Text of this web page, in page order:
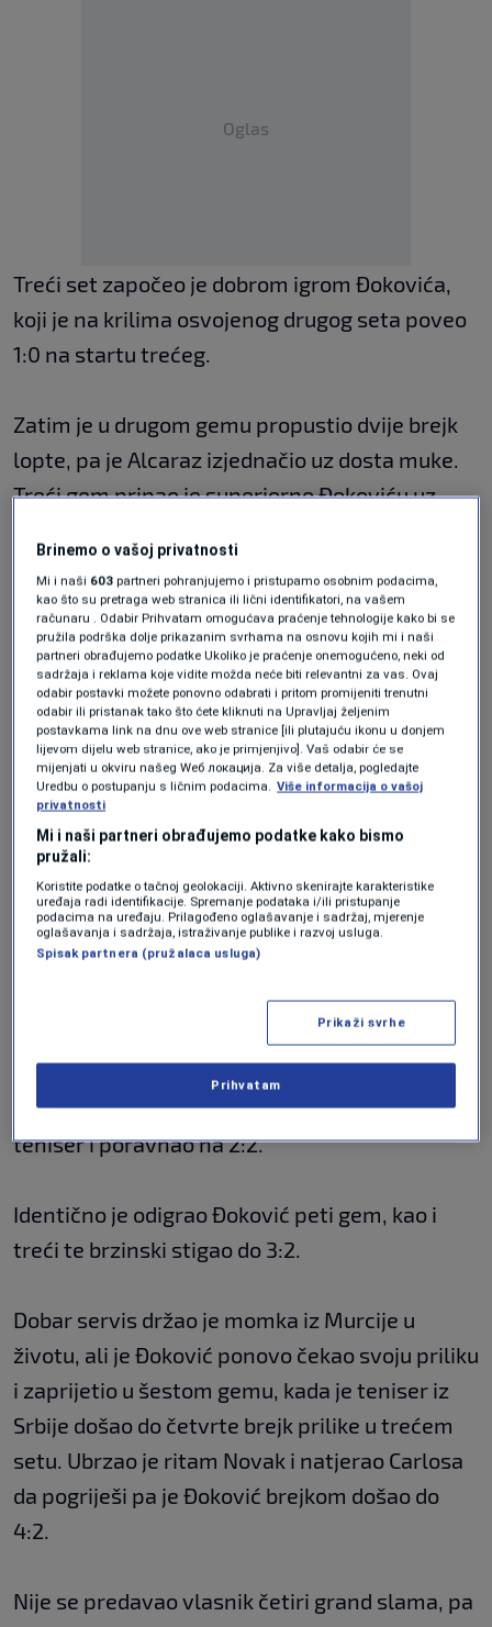
Oglas
Treći set započeo je dobrom igrom Đokovića,
koji je na krilima osvojenog drugog seta poveo
1:0 na startu trećeg.
Zatim je u drugom gemu propustio dvije brejk
lopte, pa je Alcaraz izjednačio uz dosta muke.
Treći gem pripao je superiorno Đokoviću uz
REUTERS/Francis Mascarenhas|REUTERS/Francis Mascarenhas
Četvrti gem donio je još jednu brejk loptu za
Novaka, ali je i treću u setu spasio španski
teniser i poravnao na 2:2.
Identično je odigrao Đoković peti gem, kao i
treći te brzinski stigao do 3:2.
Dobar servis držao je momka iz Murcije u
životu, ali je Đoković ponovo čekao svoju priliku
i zaprijetio u šestom gemu, kada je teniser iz
Srbije došao do četvrte brejk prilike u trećem
setu. Ubrzao je ritam Novak i natjerao Carlosa
da pogriješi pa je Đoković brejkom došao do
4:2.
Nije se predavao vlasnik četiri grand slama, pa
Brinemo o vašoj privatnosti
Mi i naši 603 partneri pohranjujemo i pristupamo osobnim podacima,
kao što su pretraga web stranica ili lični identifikatori, na vašem
računaru . Odabir Prihvatam omogućava praćenje tehnologije kako bi se
pružila podrška dolje prikazanim svrhama na osnovu kojih mi i naši
partneri obrađujemo podatke Ukoliko je praćenje onemogućeno, neki od
sadržaja i reklama koje vidite možda neće biti relevantni za vas. Ovaj
odabir postavki možete ponovno odabrati i pritom promijeniti trenutni
odabir ili pristanak tako što ćete kliknuti na Upravljaj željenim
postavkama link na dnu ove web stranice [ili plutajuću ikonu u donjem
lijevom dijelu web stranice, ako je primjenjivo]. Vaš odabir će se
mijenjati u okviru našeg Wеб локација. Za više detalja, pogledajte
Uredbu o postupanju s ličnim podacima. Više informacija o vašoj
privatnosti
Mi i naši partneri obrađujemo podatke kako bismo
pružali:
Koristite podatke o tačnoj geolokaciji. Aktivno skenirajte karakteristike
uređaja radi identifikacije. Spremanje podataka i/ili pristupanje
podacima na uređaju. Prilagođeno oglašavanje i sadržaj, mjerenje
oglašavanja i sadržaja, istraživanje publike i razvoj usluga.
Spisak partnera (pružalaca usluga)
Prikaži svrhe
Prihvatam